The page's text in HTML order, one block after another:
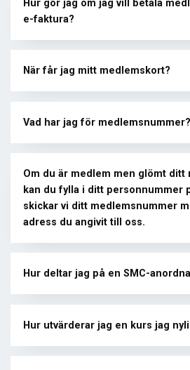
Hur gör jag om jag vill betala
e-faktura?
När får jag mitt medlemskort?
Vad har jag för medlemsnummer?
Om du är medlem men glömt ditt
kan du fylla i ditt personnummer
skickar vi ditt medlemsnummer
adress du angivit till oss.
Hur deltar jag på en SMC-
Hur utvärderar jag en kurs jag